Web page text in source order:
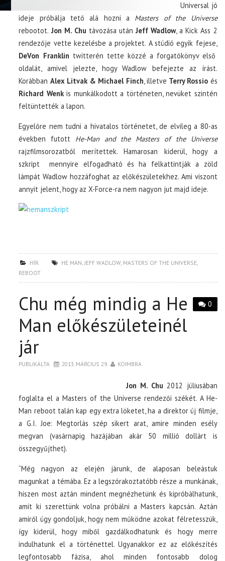
Universal jó
ideje próbálja tető alá hozni a Masters of the Universe
rebootot. Jon M. Chutávozása után Jeff Wadlow, a Kick Ass 2
rendezője vette kezelésbe a projektet. A stúdió egyik fejese,
DeVon Franklin twitterén tette közzé a forgatókönyv első
oldalát, amivel jelezte, hogy Wadlow befejezte az írást.
Korábban Alex Litvak & Michael Finch, illetve Terry Rossio és
Richard Wenkis munkálkodott a történeten, nevüket szintén
feltüntették a lapon.
Egyelőre nem tudni a hivatalos történetet, de elvileg a 80-as
években futott He-Man and the Masters of the Universe
rajzfilmsorozatból merítettek. Hamarosan kiderül, hogy a
szkript mennyire elfogadható és ha felkattintják a zöld
lámpát Wadlow hozzáfoghat az előkészületekhez. Ami viszont
annyit jelent, hogy az X-Force-ra nem nagyon jut majd ideje.
HÍR HE MAN,JEFF WADLOW, MASTERS OF THE UNIVERSE,
REBOOT
0
Chu még mindig a He
Man előkészületeinél
jár
PUBLIKÁLTA 2013. MÁRCIUS 29. KOIMBRA
Jon M. Chu 2012 júliusában
foglalta el a Masters of the Universe rendezői székét. A He-
Man reboot talán kap egy extra löketet, ha a direktor új filmje,
a G.I. Joe: Megtorlás szép sikert arat, amire minden esély
megvan (vasárnapig hazájában akár 50 millió dollárt is
összegyűjthet).
“Még nagyon az elején járunk, de alaposan beleástuk
magunkat a témába. Ez a legszórakoztatóbb része a munkának,
hiszen most aztán mindent megnézhetünk és kipróbálhatunk,
amit ki szerettünk volna próbálni a Masters kapcsán. Aztán
amiről úgy gondoljuk, hogy nem működne azokat félretesszük,
így kiderül, hogy miből gazdálkodhatunk és hogy merre
indulhatunk el a történettel. Ugyanakkor ez az előkészítés
legfontosabb fázisa, ahol minden fontosabb dolog